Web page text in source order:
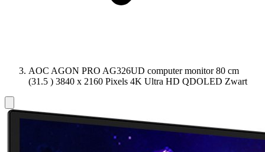
AOC AGON PRO AG326UD computer monitor 80 cm
(31.5 ) 3840 x 2160 Pixels 4K Ultra HD QDOLED Zwart